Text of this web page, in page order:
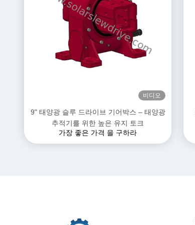
비디오
9" 태양광 슬루 드라이브 기어박스 – 태양광
추적기를 위한 높은 유지 토크
가장 좋은 가격 을 구하라